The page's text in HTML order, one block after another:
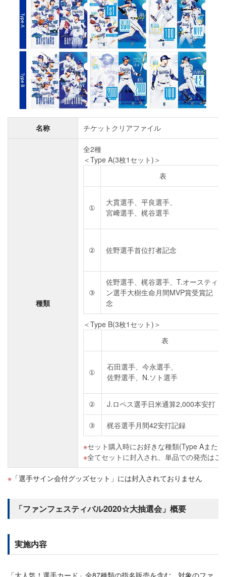
名称 チケットクリアファイル
種類
全2種
＜Type A(3枚1セット)＞
表
①
大貫選手、平良選手、
宮﨑選手、梶谷選手
② 佐野選手首位打者記念
③
佐野選手、梶谷選手、T.オースティ
ン選手大樹生命月間MVP賞受賞記
念
＜Type B(3枚1セット)＞
表
①
石田選手、今永選手、
佐野選手、N.ソト選手
② J.ロペス選手日米通算2,000本安打
③ 梶谷選手月間42安打記録
セット購入時にお好きな種類(Type Aまた
全てセットに封入され、単品での発売はご
「選手サイン会付グッズセット」には封入されておりません
「ファンフェスティバル2020☆大抽選会」概要
実施内容